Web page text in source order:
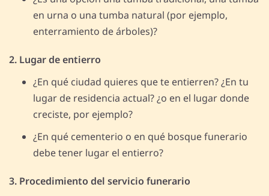
en urna o una tumba natural (por ejemplo,
enterramiento de árboles)?
2. Lugar de entierro
¿En qué ciudad quieres que te entierren? ¿En tu
lugar de residencia actual? ¿o en el lugar donde
creciste, por ejemplo?
¿En qué cementerio o en qué bosque funerario
debe tener lugar el entierro?
3. Procedimiento del servicio funerario